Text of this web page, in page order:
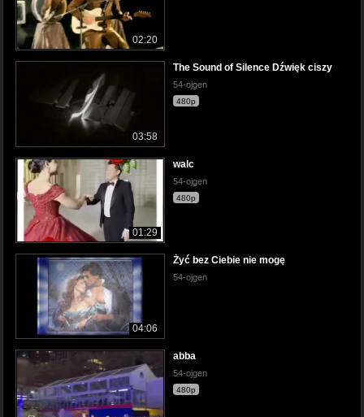
02:20
03:58
The Sound of Silence Dźwięk ciszy
54-ojgen
480p
01:29
walc
54-ojgen
480p
04:06
Żyć bez Ciebie nie mogę
54-ojgen
abba
54-ojgen
480p